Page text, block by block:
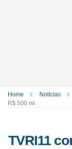
Home Notícias
R$ 500 mi
TVRI11